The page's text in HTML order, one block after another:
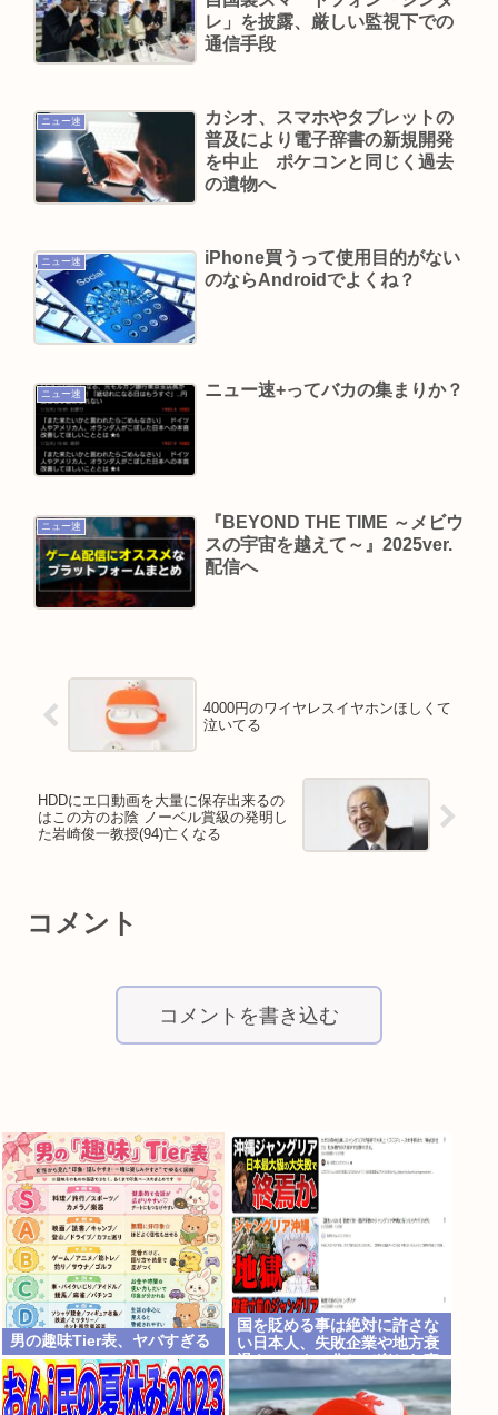
人だけきてくれ
江頭2:50さん、熊本でボランティア活動を全くや
【画像】田中みな実さん(39)、中出し婚した途端あ
っさりした顔になる
KIINA.こと氷川きよしさん、ライブを前にあたシ
Powered by livedoor 相互RSS
レ」を披露、厳しい監視下での
通信手段
ニュー速
カシオ、スマホやタブレットの
普及により電子辞書の新規開発
を中止 ポケコンと同じく過去
の遺物へ
ニュー速
iPhone買うって使用目的がない
のならAndroidでよくね？
ニュー速 ニュー速+ってバカの集まりか？
ニュー速
『BEYOND THE TIME ～メビウ
スの宇宙を越えて～』2025ver.
配信へ
4000円のワイヤレスイヤホンほしくて
泣いてる
HDDにエ口動画を大量に保存出来るの
はこの方のお陰 ノーベル賞級の発明し
た岩崎俊一教授(94)亡くなる
コメント
コメントを書き込む
男の趣味Tier表、ヤバすぎる
国を貶める事は絶対に許さな
い日本人、失敗企業や地方衰
退をエンタメ化して楽しむ事
は大好きだったと判明www